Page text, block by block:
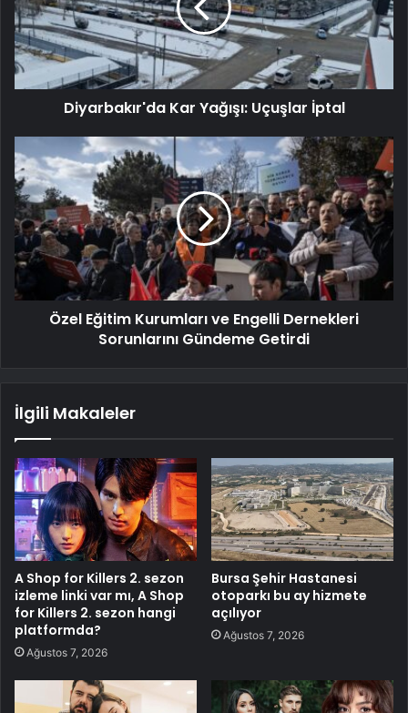
Diyarbakır'da Kar Yağışı: Uçuşlar İptal
Özel Eğitim Kurumları ve Engelli Dernekleri
Sorunlarını Gündeme Getirdi
İlgili Makaleler
A Shop for Killers 2. sezon
izleme linki var mı, A Shop
for Killers 2. sezon hangi
platformda?
Ağustos 7, 2026
Bursa Şehir Hastanesi
otoparkı bu ay hizmete
açılıyor
Ağustos 7, 2026